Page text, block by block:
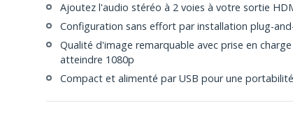
Ajoutez l'audio stéréo à 2 voies à votre sortie
Configuration sans effort par installation plug-
Qualité d'image remarquable avec prise en
atteindre 1080p
Compact et alimenté par USB pour une